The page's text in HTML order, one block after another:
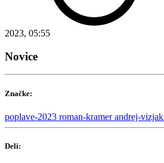
2023, 05:55
Novice
Značke:
poplave-2023 roman-kramerandrej-vizjak
Deli: